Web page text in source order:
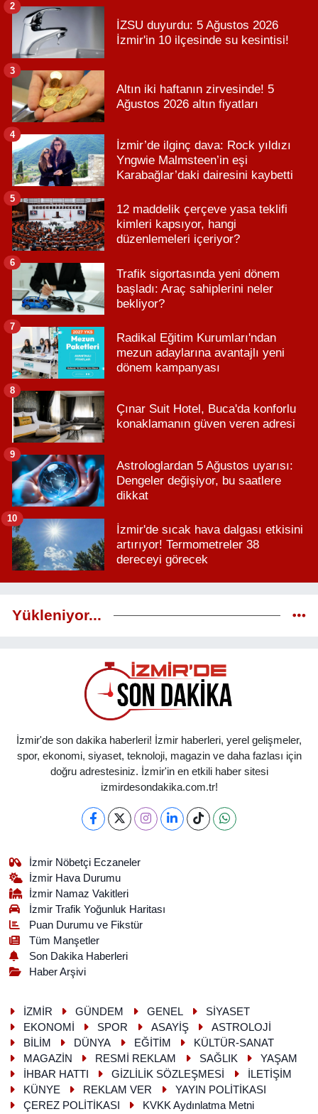
İZSU duyurdu: 5 Ağustos 2026
İzmir'in 10 ilçesinde su kesintisi!
2
Altın iki haftanın zirvesinde! 5
Ağustos 2026 altın fiyatları
3
İzmir’de ilginç dava: Rock yıldızı
Yngwie Malmsteen’in eşi
Karabağlar’daki dairesini kaybetti
4
12 maddelik çerçeve yasa teklifi
kimleri kapsıyor, hangi
düzenlemeleri içeriyor?
5
Trafik sigortasında yeni dönem
başladı: Araç sahiplerini neler
bekliyor?
6
Radikal Eğitim Kurumları'ndan
mezun adaylarına avantajlı yeni
dönem kampanyası
7
Çınar Suit Hotel, Buca'da konforlu
konaklamanın güven veren adresi
8
Astrologlardan 5 Ağustos uyarısı:
Dengeler değişiyor, bu saatlere
dikkat
9
İzmir'de sıcak hava dalgası etkisini
artırıyor! Termometreler 38
dereceyi görecek
10
Yükleniyor...
İzmir'de son dakika haberleri! İzmir haberleri, yerel gelişmeler,
spor, ekonomi, siyaset, teknoloji, magazin ve daha fazlası için
doğru adrestesiniz. İzmir'in en etkili haber sitesi
izmirdesondakika.com.tr!
İzmir Nöbetçi Eczaneler
İzmir Hava Durumu
İzmir Namaz Vakitleri
İzmir Trafik Yoğunluk Haritası
Puan Durumu ve Fikstür
Tüm Manşetler
Son Dakika Haberleri
Haber Arşivi
İZMİR GÜNDEM GENEL
SİYASET
EKONOMİ
SPOR ASAYİŞ
ASTROLOJİ
BİLİM
DÜNYA EĞİTİM
KÜLTÜR-SANAT
MAGAZİN
RESMİ REKLAM SAĞLIK
YAŞAM
İHBAR HATTI
GİZLİLİK SÖZLEŞMESİ
İLETİŞİM
KÜNYE
REKLAM VER
YAYIN POLİTİKASI
ÇEREZ POLİTİKASI
KVKK Aydınlatma Metni